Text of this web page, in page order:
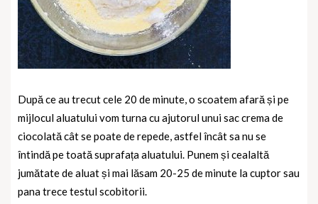
După ce au trecut cele 20 de minute, o scoatem afară și pe
mijlocul aluatului vom turna cu ajutorul unui sac crema de
ciocolată cât se poate de repede, astfel încât sa nu se
întindă pe toată suprafața aluatului. Punem și cealaltă
jumătate de aluat și mai lăsam 20-25 de minute la cuptor sau
pana trece testul scobitorii.